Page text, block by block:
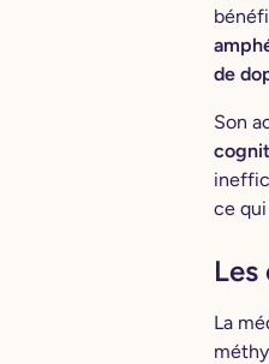
de
Son
ce
La